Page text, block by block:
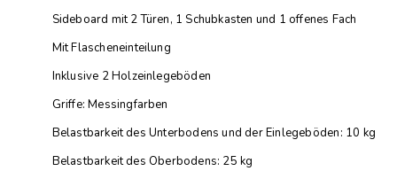
Sideboard mit 2 Türen, 1 Schubkasten und 1 offenes Fach
Mit Flascheneinteilung
Inklusive 2 Holzeinlegeböden
Griffe: Messingfarben
Belastbarkeit des Unterbodens und der Einlegeböden: 10 kg
Belastbarkeit des Oberbodens: 25 kg